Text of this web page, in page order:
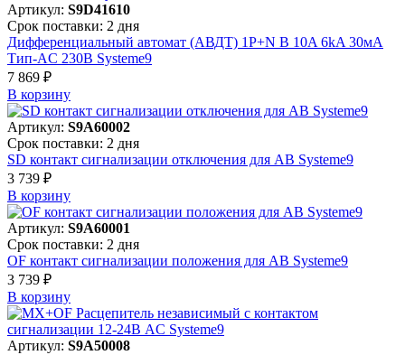
Артикул: S9D41610
Срок поставки: 2 дня
Дифференциальный автомат (АВДТ) 1P+N B 10A 6kA 30мА
Тип-AC 230В Systeme9
7 869 ₽
В корзинy
Артикул: S9A60002
Срок поставки: 2 дня
SD контакт сигнализации отключения для АВ Systeme9
3 739 ₽
В корзинy
Артикул: S9A60001
Срок поставки: 2 дня
OF контакт сигнализации положения для АВ Systeme9
3 739 ₽
В корзинy
Артикул: S9A50008